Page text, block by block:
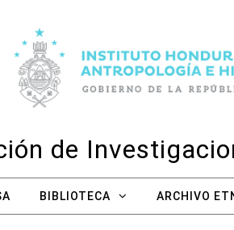
de
BIBLIOTECA ARCHIVO